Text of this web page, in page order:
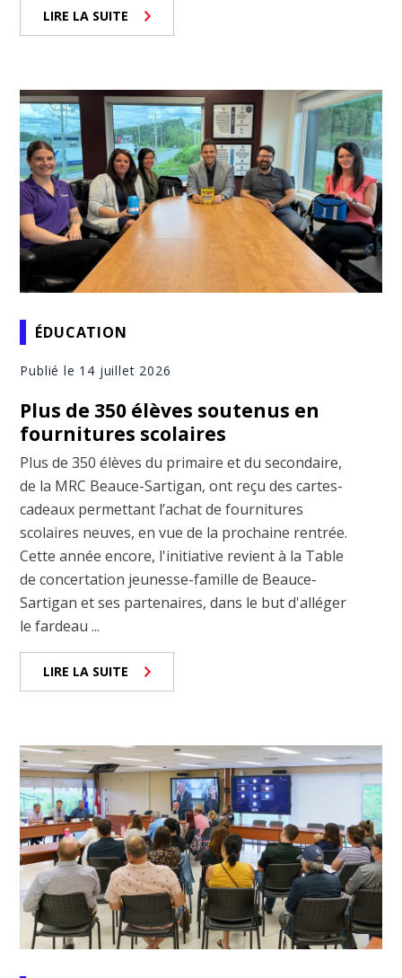
LIRE LA SUITE
ÉDUCATION
Publié le 14 juillet 2026
Plus de 350 élèves soutenus en
fournitures scolaires
Plus de 350 élèves du primaire et du secondaire,
de la MRC Beauce-Sartigan, ont reçu des cartes-
cadeaux permettant l’achat de fournitures
scolaires neuves, en vue de la prochaine rentrée.
Cette année encore, l'initiative revient à la Table
de concertation jeunesse-famille de Beauce-
Sartigan et ses partenaires, dans le but d'alléger
le fardeau ...
LIRE LA SUITE